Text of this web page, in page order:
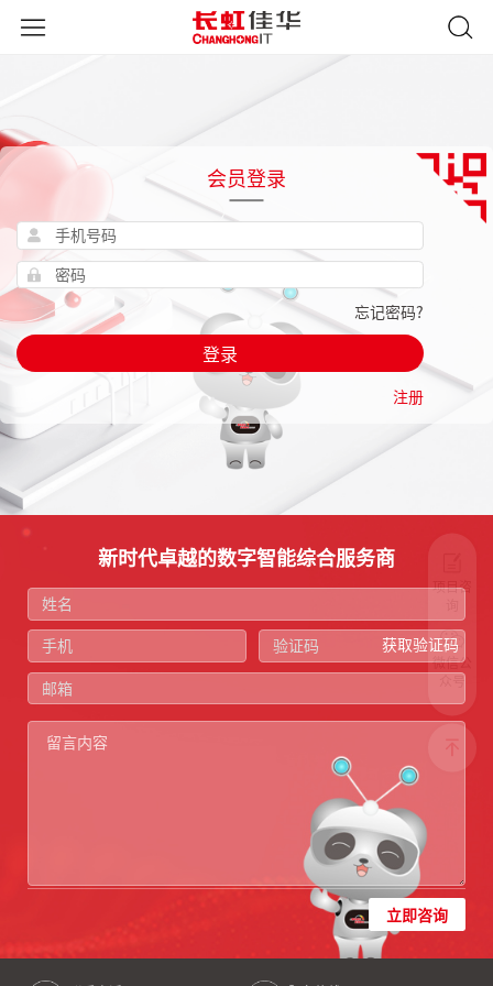
会员登录
忘记密码?
登录
注册
项目咨
微信公
众号
新时代卓越的数字智能综合服务商
获取验证码
立即咨询